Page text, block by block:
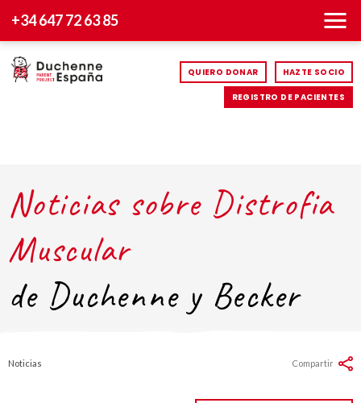
+34 647 72 63 85
QUIERO DONAR HAZTE SOCIO
REGISTRO DE PACIENTES
Noticias sobre Distrofia
Muscular
de Duchenne y Becker
Noticias Compartir